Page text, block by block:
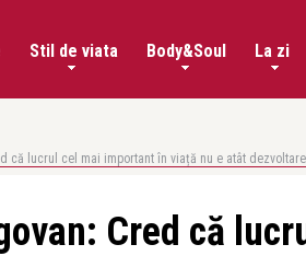
Stil de viata Body&Soul La zi
că lucrul cel mai important în viață nu e atât
Cred că